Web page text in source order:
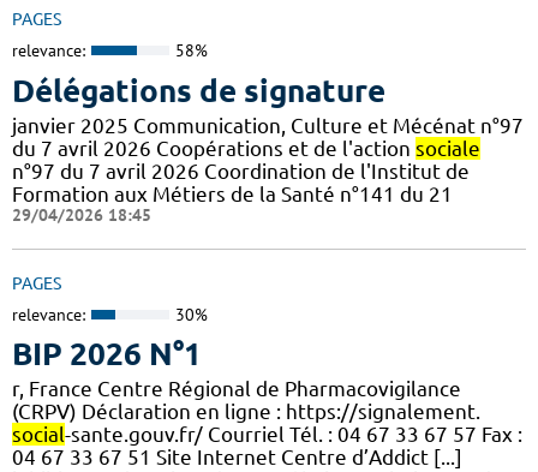
PAGES
relevance: 58%
Délégations de signature
janvier 2025 Communication, Culture et Mécénat n°97
du 7 avril 2026 Coopérations et de l'action sociale
n°97 du 7 avril 2026 Coordination de l'Institut de
Formation aux Métiers de la Santé n°141 du 21
29/04/2026 18:45
PAGES
relevance: 30%
BIP 2026 N°1
r, France Centre Régional de Pharmacovigilance
(CRPV) Déclaration en ligne : https://signalement.
social-sante.gouv.fr/ Courriel Tél. : 04 67 33 67 57 Fax :
04 67 33 67 51 Site Internet Centre d’Addict [...]